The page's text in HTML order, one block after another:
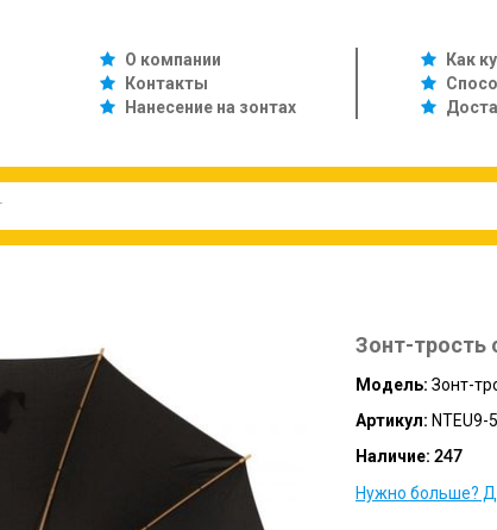
О компании
Контакты
Нанесение на зонтах
Как
Зонт-трость
Модель: Зонт-
Артикул:
Наличие: 247
Нужно больше?